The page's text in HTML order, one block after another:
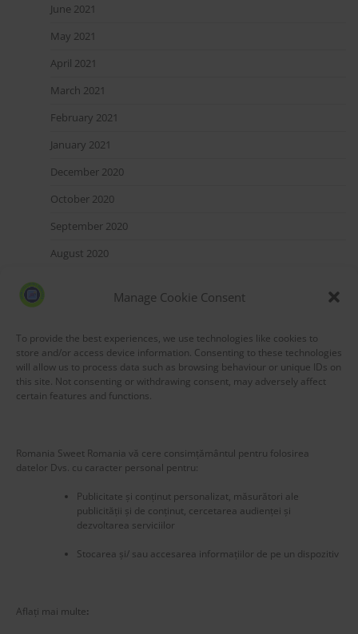
Manage Cookie Consent
To provide the best experiences, we use technologies like cookies to
store and/or access device information. Consenting to these technologies
will allow us to process data such as browsing behaviour or unique IDs on
this site. Not consenting or withdrawing consent, may adversely affect
certain features and functions.
Romania Sweet Romania vă cere consimțământul pentru folosirea
datelor Dvs. cu caracter personal pentru:
Publicitate și conținut personalizat, măsurători ale
publicității și de conținut, cercetarea audienței și
dezvoltarea serviciilor
Stocarea și/ sau accesarea informațiilor de pe un dispozitiv
Aflați mai multe:
June 2021
May 2021
April 2021
March 2021
February 2021
January 2021
December 2020
October 2020
September 2020
August 2020
March 2020
Blog Stats
53,155 hits